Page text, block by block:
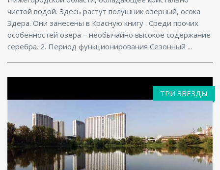
чистой водой. Здесь растут полушник озерный, осока
Эдера. Они занесены в Красную книгу . Среди прочих
особенностей озера – необычайно высокое содержание
серебра. 2. Период функционирования Сезонный ...
Фитнес центр, Ресторан, Размещение с
ТРИ ЗВЕЗДЫ